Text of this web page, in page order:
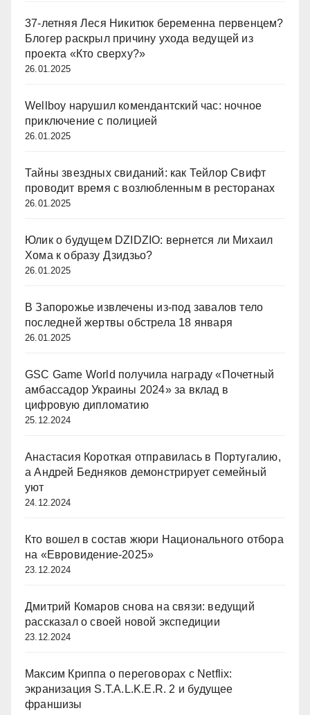
37-летняя Леся Никитюк беременна первенцем?
Блогер раскрыл причину ухода ведущей из
проекта «Кто сверху?»
26.01.2025
Wellboy нарушил комендантский час: ночное
приключение с полицией
26.01.2025
Тайны звездных свиданий: как Тейлор Свифт
проводит время с возлюбленным в ресторанах
26.01.2025
Юлик о будущем DZIDZIO: вернется ли Михаил
Хома к образу Дзидзьо?
26.01.2025
В Запорожье извлечены из-под завалов тело
последней жертвы обстрела 18 января
26.01.2025
GSC Game World получила награду «Почетный
амбассадор Украины 2024» за вклад в
цифровую дипломатию
25.12.2024
Анастасия Короткая отправилась в Португалию,
а Андрей Бедняков демонстрирует семейный
уют
24.12.2024
Кто вошел в состав жюри Национального отбора
на «Евровидение-2025»
23.12.2024
Дмитрий Комаров снова на связи: ведущий
рассказал о своей новой экспедиции
23.12.2024
Максим Криппа о переговорах с Netflix:
экранизация S.T.A.L.K.E.R. 2 и будущее
франшизы